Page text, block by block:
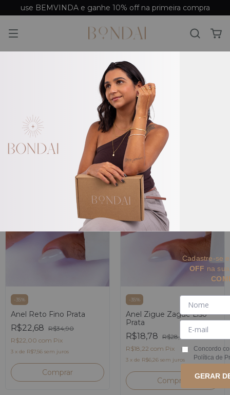
use BEMVINDA e ganhe 10% off na primeira compra
-35%
Anel Reto Fino Prata
R$22,68 R$34,90
R$22,00 com Pix
3 x de R$7,56 sem juros
Comprar
-35%
Anel Zigue Zague Liso
Prata
R$18,78 R$28,90
R$18,22 com Pix
3 x de R$6,26 sem juros
Comprar
Cadastre-se
OFF na
Concordo
Política de
GERAR